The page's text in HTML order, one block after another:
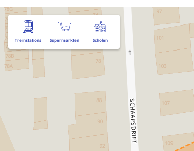
Treinstations Supermarkten Scholen